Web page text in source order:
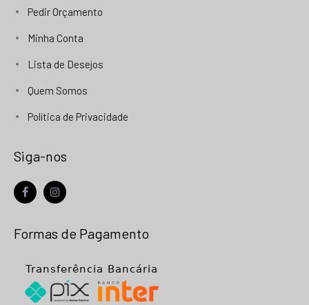
Pedir Orçamento
Minha Conta
Lista de Desejos
Quem Somos
Política de Privacidade
Siga-nos
Formas de Pagamento